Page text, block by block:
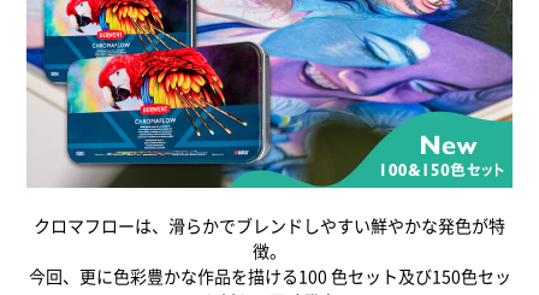
クロマフローは、滑らかでブレンドしやすい鮮やかな発色が特
徴。
今回、更に色彩豊かな作品を描ける100 色セット及び150色セッ